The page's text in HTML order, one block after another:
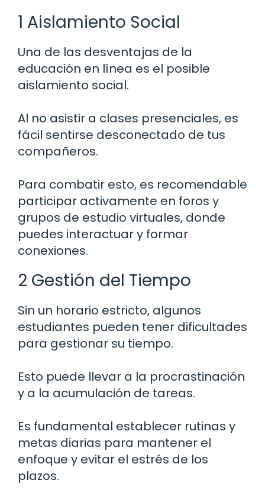
1 Aislamiento Social
Una de las desventajas de la
educación en línea es el posible
aislamiento social.
Al no asistir a clases presenciales, es
fácil sentirse desconectado de tus
compañeros.
Para combatir esto, es recomendable
participar activamente en foros y
grupos de estudio virtuales, donde
puedes interactuar y formar
conexiones.
2 Gestión del Tiempo
Sin un horario estricto, algunos
estudiantes pueden tener dificultades
para gestionar su tiempo.
Esto puede llevar a la procrastinación
y a la acumulación de tareas.
Es fundamental establecer rutinas y
metas diarias para mantener el
enfoque y evitar el estrés de los
plazos.